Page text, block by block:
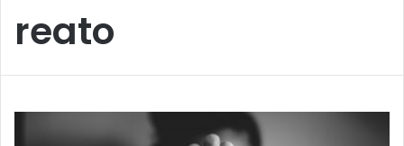
reato